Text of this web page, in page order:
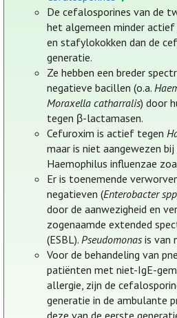
De cefalosporines van de
het algemeen minder
en stafylokokken dan de
generatie.
Ze hebben een breder
negatieve bacillen (o.a.
Moraxella catharralis) door
tegen β-lactamasen.
Cefuroxim is actief tegen
maar is niet aangewezen
Haemophilus influenzae
Er is toenemende
negatieven (Enterobacter
door de aanwezigheid en
zogenaamde extended
(ESBL). Pseudomonas is van
Voor de behandeling van
patiënten met niet-IgE-
allergie, zijn de
generatie in de ambulante
deze van de eerste